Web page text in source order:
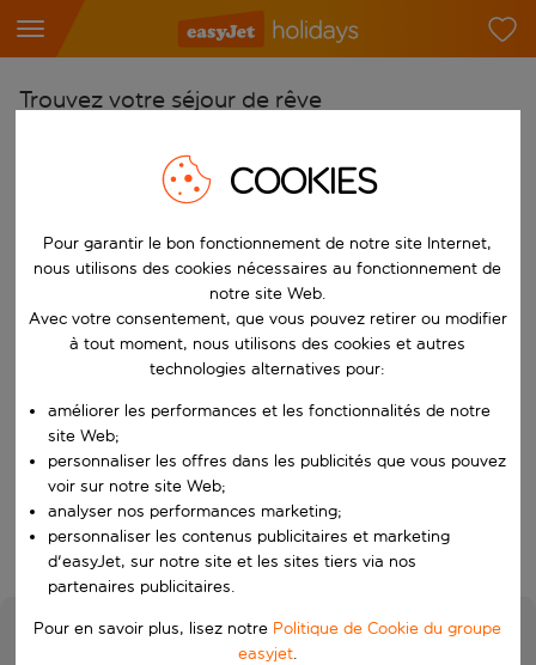
Trouvez votre séjour de rêve
Choisissez votre aéroport
Choisissez votre destination
Vers
Choisissez vos dates
Quand
Rechercher
COOKIES
Pour garantir le bon fonctionnement de notre site Internet,
nous utilisons des cookies nécessaires au fonctionnement de
notre site Web.
Avec votre consentement, que vous pouvez retirer ou modifier
à tout moment, nous utilisons des cookies et autres
technologies alternatives pour:
améliorer les performances et les fonctionnalités de notre
site Web;
personnaliser les offres dans les publicités que vous pouvez
voir sur notre site Web;
analyser nos performances marketing;
personnaliser les contenus publicitaires et marketing
d'easyJet, sur notre site et les sites tiers via nos
partenaires publicitaires.
Pour en savoir plus, lisez notre Politique de Cookie du groupe
easyjet.